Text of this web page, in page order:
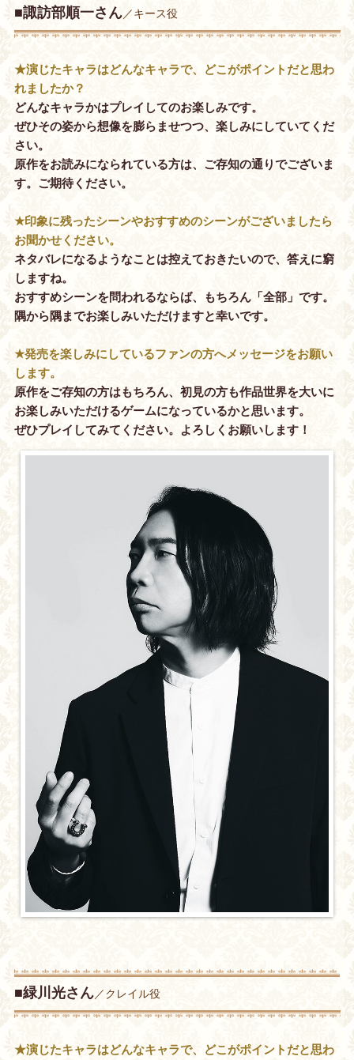
■諏訪部順一さん／キース役
★演じたキャラはどんなキャラで、どこがポイントだと思わ
れましたか？
どんなキャラかはプレイしてのお楽しみです。
ぜひその姿から想像を膨らませつつ、楽しみにしていてくだ
さい。
原作をお読みになられている方は、ご存知の通りでございま
す。ご期待ください。
★印象に残ったシーンやおすすめのシーンがございましたら
お聞かせください。
ネタバレになるようなことは控えておきたいので、答えに窮
しますね。
おすすめシーンを問われるならば、もちろん「全部」です。
隅から隅までお楽しみいただけますと幸いです。
★発売を楽しみにしているファンの方へメッセージをお願い
します。
原作をご存知の方はもちろん、初見の方も作品世界を大いに
お楽しみいただけるゲームになっているかと思います。
ぜひプレイしてみてください。よろしくお願いします！
■緑川光さん／クレイル役
★演じたキャラはどんなキャラで、どこがポイントだと思わ